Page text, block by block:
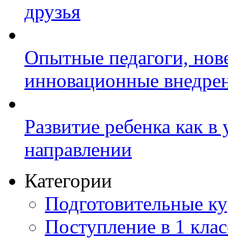
друзья
Опытные педагоги,
инновационные
Развитие ребенка как
направлении
Категории
Подготовительные
Поступление в 1